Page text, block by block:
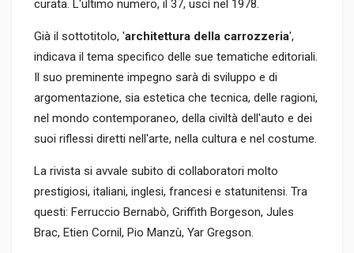
curata. L'ultimo numero, il 37, uscì nel 1978.
Già il sottotitolo, 'architettura della carrozzeria',
indicava il tema specifico delle sue tematiche editoriali.
Il suo preminente impegno sarà di sviluppo e di
argomentazione, sia estetica che tecnica, delle ragioni,
nel mondo contemporaneo, della civiltà dell'auto e dei
suoi riflessi diretti nell'arte, nella cultura e nel costume.
La rivista si avvale subito di collaboratori molto
prestigiosi, italiani, inglesi, francesi e statunitensi. Tra
questi: Ferruccio Bernabò, Griffith Borgeson, Jules
Brac, Etien Cornil, Pio Manzù, Yar Gregson.